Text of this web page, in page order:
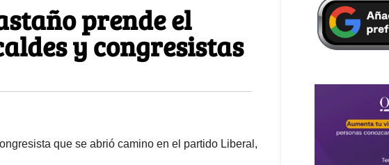
prende el
y congresistas
que se abrió camino en el partido Liberal,